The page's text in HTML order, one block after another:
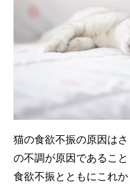
猫の食欲不振の原因は
の不調が原因であること
食欲不振とともにこれ